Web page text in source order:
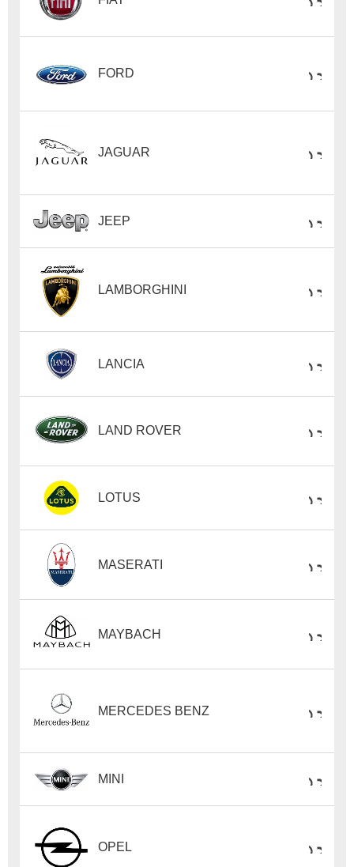
FORD
JAGUAR
JEEP
LAMBORGHINI
LANCIA
LAND ROVER
LOTUS
MASERATI
MAYBACH
MERCEDES BENZ
MINI
OPEL